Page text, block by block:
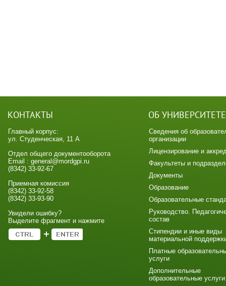
КОНТАКТЫ
Главный корпус:
ул. Студенческая, 11 А
Отдел общего документооборота
Email : general@mordgpi.ru
(8342) 33-92-67
Приемная комиссия
(8342) 33-92-58
(8342) 33-93-90
Увидели ошибку?
Выделите фрагмент и нажмите
ОБ УНИВЕРСИТЕТЕ
Сведения об
организации
Лицензирование и
Факультеты и
Документы
Образование
Образовательные
Руководство.
состав
Стипендии и иные виды
материальной
Платные
услуги
Дополнительные
образовательные услуги